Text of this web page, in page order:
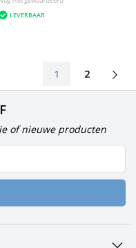
LEVERBAAR
1 2
of nieuwe producten